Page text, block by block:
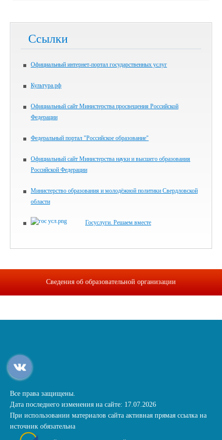
Ссылки
Официальный интернет-портал государственных услуг
Культура.рф
Официальный сайт Министерства просвещения Российской
Федерации
Федеральный портал "Российское образование"
Официальный сайт Министерства науки и высшего образования
Российской Федерации
Министерство образования и молодёжной политики Свердловской
области
Госуслуги. Решаем вместе
Сведения об образовательной организации
Все права защищены.
Дата последнего изменения на сайте: 17.07.2026
При использовании материалов сайта активная прямая ссылка на
источник обязательна